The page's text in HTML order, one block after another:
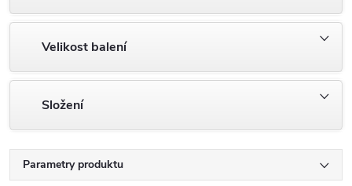
Velikost balení
Složení
Parametry produktu